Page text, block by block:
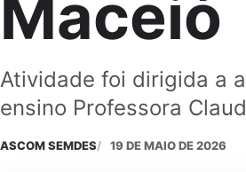
Maceió
Atividade foi dirigida a
ensino Professora
ASCOM SEMDES 19 DE MAIO DE 2026